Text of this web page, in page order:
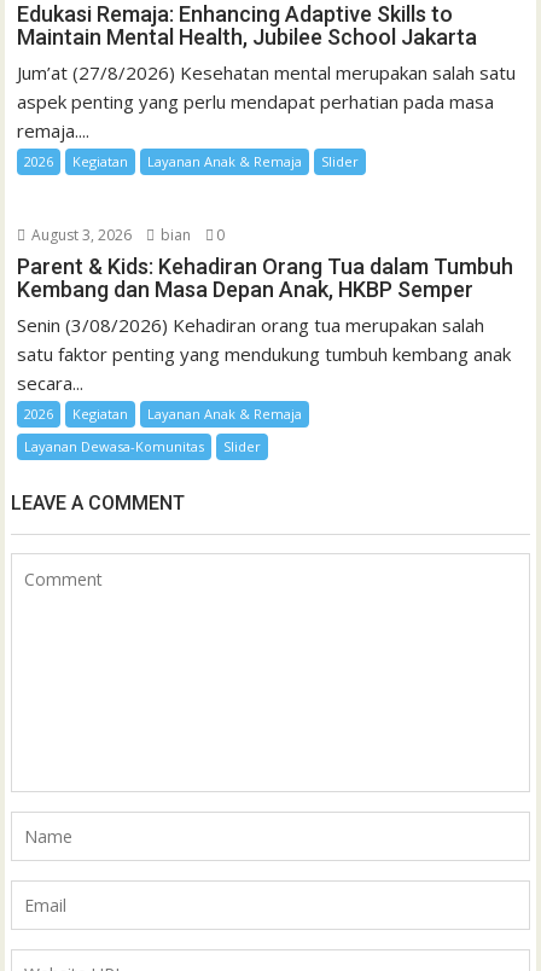
Edukasi Remaja: Enhancing Adaptive Skills to
Maintain Mental Health, Jubilee School Jakarta
Jum’at (27/8/2026) Kesehatan mental merupakan salah satu
aspek penting yang perlu mendapat perhatian pada masa
remaja....
2026 Kegiatan Layanan Anak & Remaja Slider
August 3, 2026 bian 0
Parent & Kids: Kehadiran Orang Tua dalam Tumbuh
Kembang dan Masa Depan Anak, HKBP Semper
Senin (3/08/2026) Kehadiran orang tua merupakan salah
satu faktor penting yang mendukung tumbuh kembang anak
secara...
2026 Kegiatan
Layanan Anak & Remaja
Layanan Dewasa-Komunitas
Slider
LEAVE A COMMENT